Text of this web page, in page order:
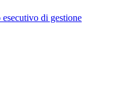
di gestione